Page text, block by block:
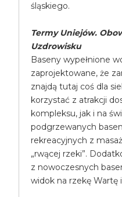
śląskiego.
Termy Uniejów.
Uzdrowisku
Baseny wypełnione
zaprojektowane, że
znajdą tutaj coś dla
korzystać z atrakcji
kompleksu, jak i na
podgrzewanych
rekreacyjnych z
„rwącej rzeki”.
z nowoczesnych
widok na rzekę Wartę